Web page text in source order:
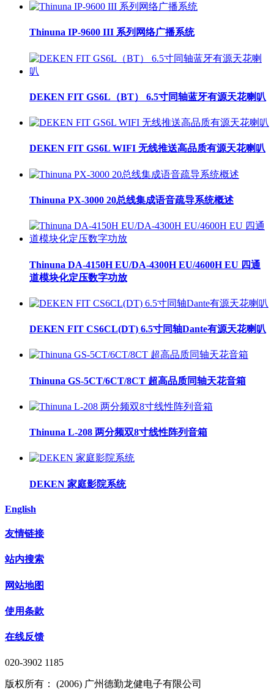
Thinuna IP-9600 III 系列网络广播系统
DEKEN FIT GS6L（BT） 6.5寸同轴蓝牙有源天花喇叭
DEKEN FIT GS6L WIFI 无线推送高品质有源天花喇叭
Thinuna PX-3000 20总线集成语音疏导系统概述
Thinuna DA-4150H EU/DA-4300H EU/4600H EU 四通
道模块化定压数字功放
DEKEN FIT CS6CL(DT) 6.5寸同轴Dante有源天花喇叭
Thinuna GS-5CT/6CT/8CT 超高品质同轴天花音箱
Thinuna L-208 两分频双8寸线性阵列音箱
DEKEN 家庭影院系统
English
友情链接
站内搜索
网站地图
使用条款
在线反馈
020-3902 1185
版权所有： (2006) 广州德勤龙健电子有限公司